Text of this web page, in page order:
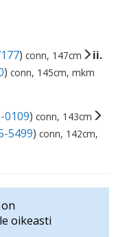
) conn, 147cm
ii.
) conn, 145cm, mkm
0109) conn, 143cm
5499) conn, 142cm,
oikeasti